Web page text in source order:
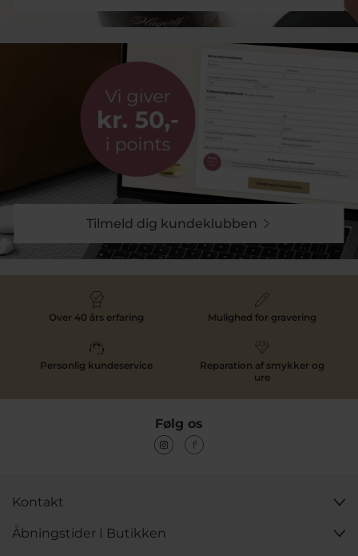
Tilmeld dig kundeklubben
Over 40 års erfaring Mulighed for gravering
Personlig kundeservice
Reparation af smykker og
ure
Følg os
Kontakt
Åbningstider I Butikken